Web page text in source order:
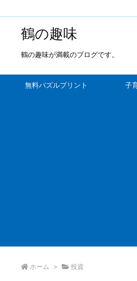
鶴の趣味
鶴の趣味が満載のブログです。
無料パズルプリント 子
ホーム > 投資